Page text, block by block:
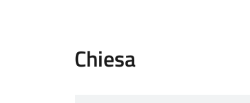
Chiesa